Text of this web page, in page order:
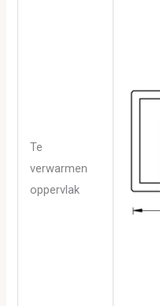
Te
verwarmen
oppervlak